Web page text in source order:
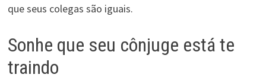
que seus colegas são iguais.
Sonhe que seu cônjuge está te
traindo